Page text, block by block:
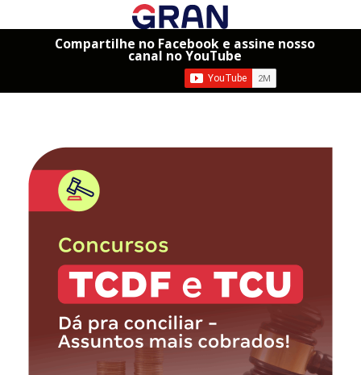
Compartilhe no Facebook e assine nosso
canal no YouTube